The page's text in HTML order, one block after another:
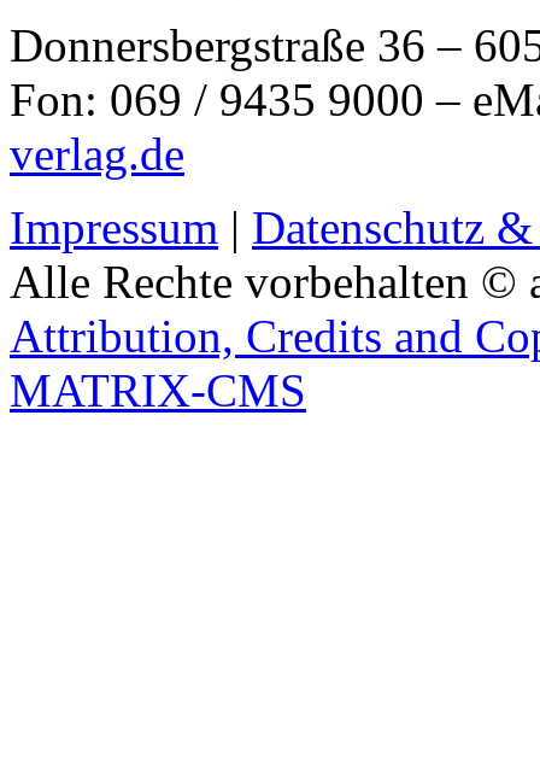
Donnersbergstraße 36 –
Fon: 069 / 9435 9000 –
verlag.de
Impressum | Datenschutz
Alle Rechte vorbehalten ©
Attribution, Credits and
MATRIX-CMS